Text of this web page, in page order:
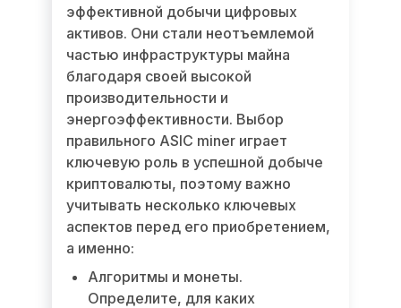
эффективной добычи цифровых
активов. Они стали неотъемлемой
частью инфраструктуры майна
благодаря своей высокой
производительности и
энергоэффективности. Выбор
правильного ASIC miner играет
ключевую роль в успешной добыче
криптовалюты, поэтому важно
учитывать несколько ключевых
аспектов перед его приобретением,
а именно:
Алгоритмы и монеты.
Определите, для каких